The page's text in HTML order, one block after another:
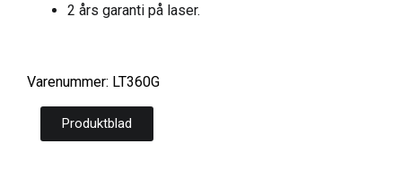
2 års garanti på laser.
Varenummer: LT360G
Produktblad